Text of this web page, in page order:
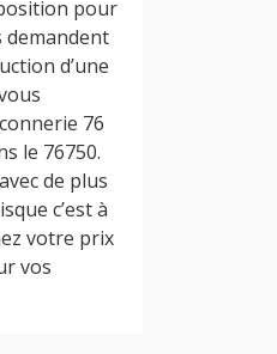
pour
demandent
d’une
76
le 76750.
de plus
c’est à
votre prix
vos